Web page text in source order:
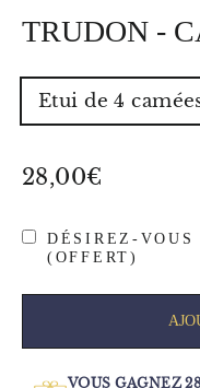
TRUDON -
VOLUME
Etui de 4
Prix
28,00€
DÉSIREZ-VOUS
(OFFERT)
VOUS GAGNEZ28